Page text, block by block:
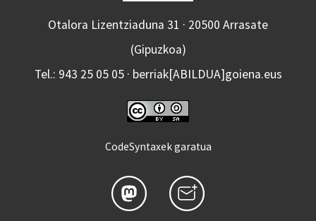
Otalora Lizentziaduna 31 · 20500 Arrasate
(Gipuzkoa)
Tel.: 943 25 05 05 · berriak[ABILDUA]goiena.eus
CodeSyntaxek garatua